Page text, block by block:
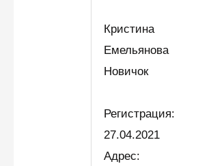
Кристина
Емельянова
Новичок
Регистрация:
27.04.2021
Адрес: